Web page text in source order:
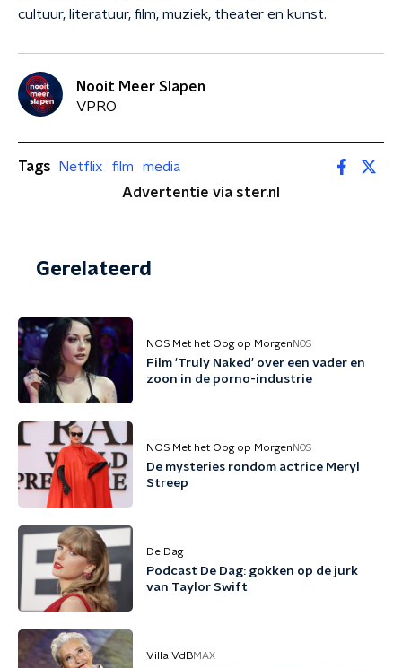
cultuur, literatuur, film, muziek, theater en kunst.
Nooit Meer Slapen
VPRO
Tags Netflix film
media
Advertentie via ster.nl
Gerelateerd
NOS Met het Oog op Morgen NOS
Film 'Truly Naked' over een vader en
zoon in de porno-industrie
NOS Met het Oog op Morgen NOS
De mysteries rondom actrice Meryl
Streep
De Dag
Podcast De Dag: gokken op de jurk
van Taylor Swift
Villa VdBMAX